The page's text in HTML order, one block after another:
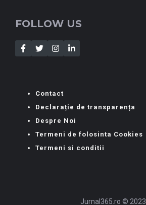
FOLLOW US
Contact
Declarație de transparența
Despre Noi
Termeni de folosinta Cookies
Termeni si conditii
Jurnal365.ro © 2023